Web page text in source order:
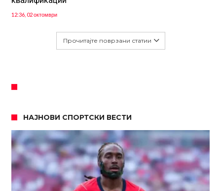
12:36, 02 октомври
Прочитајте поврзани статии
НАЈНОВИ СПОРТСКИ ВЕСТИ